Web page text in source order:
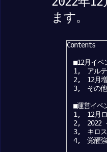
ます。
Contents
■12月イベ
1, アルテ
2, 12月増
3, その他
■運営イベ
1, 12月ロ
2, 2022 -
3, キロス
4, 覚醒強